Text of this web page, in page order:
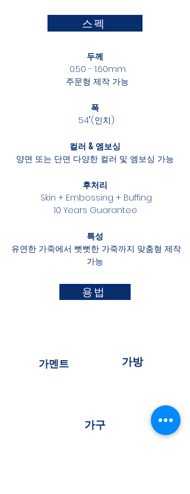
스펙
두께
0.50 - 1.60mm
주문형 제작 가능
폭
54"(인치)
컬러 & 엠보싱
양면 또는 단면 다양한 컬러 및 엠보싱 가능
후처리
Skin + Embossing + Buffing
10 Years Guarantee
특성
유연한 가죽에서 뻣뻣한 가죽까지 맞춤형 제작
가능
용법
가멘트 가방
가구